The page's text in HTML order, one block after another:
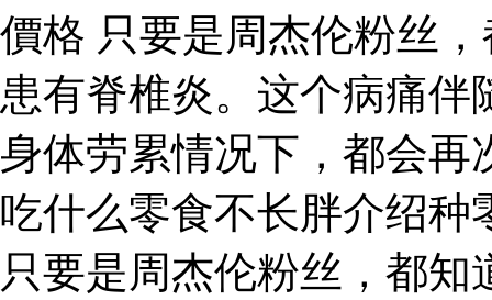
價格 只要是周杰伦粉丝
患有脊椎炎。这个病痛
身体劳累情况下，都会再
吃什么零食不长胖介绍
只要是周杰伦粉丝，都